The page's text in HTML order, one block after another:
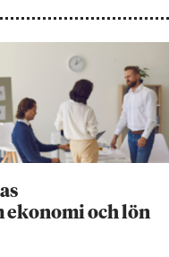
ekonomi och lön